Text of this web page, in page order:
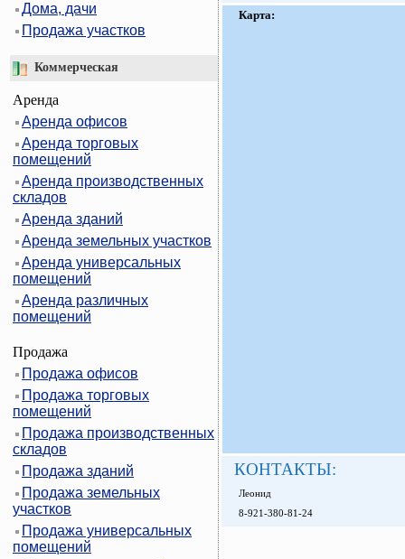
Дома, дачи
Продажа участков
Коммерческая
Аренда
Аренда офисов
Аренда торговых
помещений
Аренда производственных
складов
Аренда зданий
Аренда земельных участков
Аренда универсальных
помещений
Аренда различных
помещений
Продажа
Продажа офисов
Продажа торговых
помещений
Продажа производственных
складов
Продажа зданий
Продажа земельных
участков
Продажа универсальных
помещений
Карта:
КОНТАКТЫ:
Леонид
8-921-380-81-24